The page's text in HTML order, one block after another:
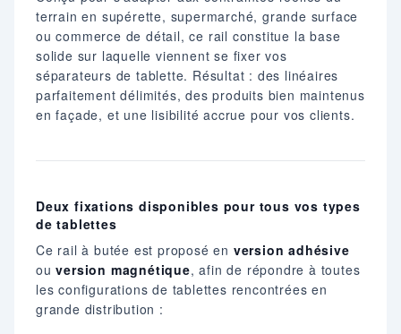
terrain en supérette, supermarché, grande surface
ou commerce de détail, ce rail constitue la base
solide sur laquelle viennent se fixer vos
séparateurs de tablette. Résultat : des linéaires
parfaitement délimités, des produits bien maintenus
en façade, et une lisibilité accrue pour vos clients.
Deux fixations disponibles pour tous vos types
de tablettes
Ce rail à butée est proposé en version adhésive
ouversion magnétique, afin de répondre à toutes
les configurations de tablettes rencontrées en
grande distribution :